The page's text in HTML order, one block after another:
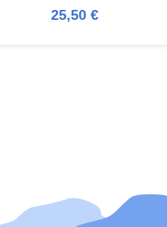
25,50 €